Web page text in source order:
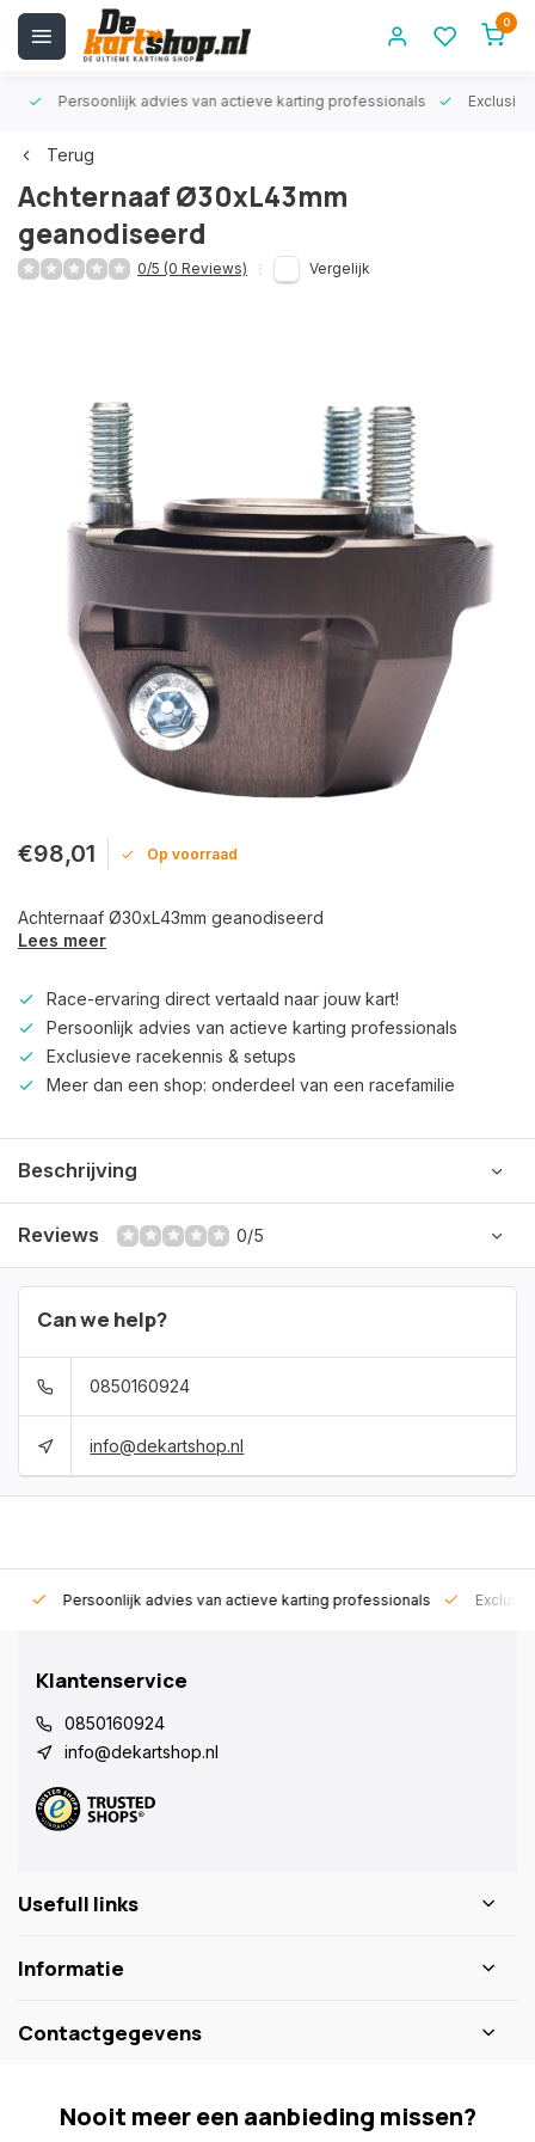
0
Persoonlijk advies van actieve karting professionals
Terug
Achternaaf Ø30xL43mm
geanodiseerd
0/5 (0 Reviews) Vergelijk
€98,01 Op voorraad
Achternaaf Ø30xL43mm geanodiseerd
Lees meer
Race-ervaring direct vertaald naar jouw kart!
Persoonlijk advies van actieve karting professionals
Exclusieve racekennis & setups
Meer dan een shop: onderdeel van een racefamilie
Beschrijving
Reviews 0/5
Can we help?
0850160924
info@dekartshop.nl
Persoonlijk advies van actieve karting professionals
Klantenservice
0850160924
info@dekartshop.nl
Usefull links
Informatie
Contactgegevens
Nooit meer een aanbieding missen?